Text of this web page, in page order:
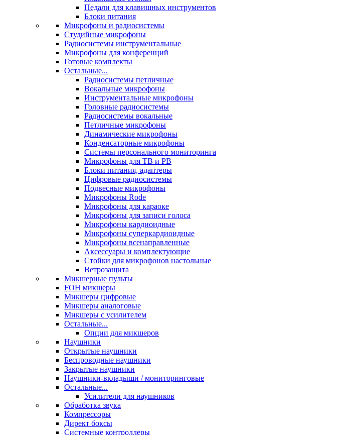
Педали для клавишных инструментов
Блоки питания
Микрофоны и радиосистемы
Студийные микрофоны
Радиосистемы инструментальные
Микрофоны для конференций
Готовые комплекты
Остальные...
Радиосистемы петличные
Вокальные микрофоны
Инструментальные микрофоны
Головные радиосистемы
Радиосистемы вокальные
Петличные микрофоны
Динамические микрофоны
Конденсаторные микрофоны
Системы персонального мониторинга
Микрофоны для ТВ и РВ
Блоки питания, адаптеры
Цифровые радиосистемы
Подвесные микрофоны
Микрофоны Rode
Микрофоны для караоке
Микрофоны для записи голоса
Микрофоны кардиоидные
Микрофоны суперкардиоидные
Микрофоны всенаправленные
Аксессуары и комплектующие
Стойки для микрофонов настольные
Ветрозащита
Микшерные пульты
FOH микшеры
Микшеры цифровые
Микшеры аналоговые
Микшеры с усилителем
Остальные...
Опции для микшеров
Наушники
Открытые наушники
Беспроводные наушники
Закрытые наушники
Наушники-вкладыши / мониторинговые
Остальные...
Усилители для наушников
Обработка звука
Компрессоры
Директ боксы
Системные контроллеры